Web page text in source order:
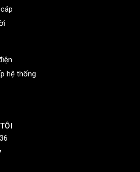
hệ thống